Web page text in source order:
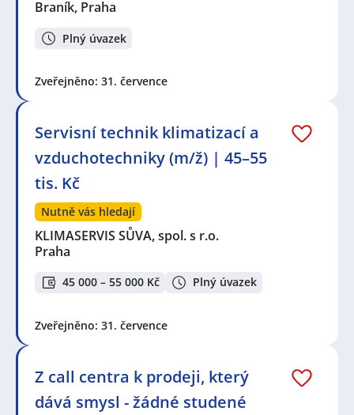
Braník, Praha
Plný úvazek
Zveřejněno: 31. července
Servisní technik klimatizací a
vzduchotechniky (m/ž) | 45–55
tis. Kč
Nutně vás hledají
KLIMASERVIS SŮVA, spol. s r.o.
Praha
45 000 – 55 000 Kč Plný úvazek
Zveřejněno: 31. července
Z call centra k prodeji, který
dává smysl - žádné studené